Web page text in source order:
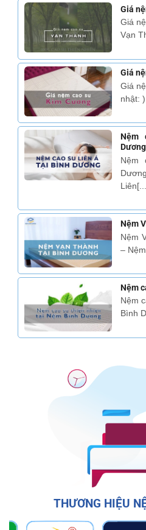
Giá
Giá
Vạn
Giá
Giá
nhật:
Nệm
Dương
Nệm
Nệm
Nệm
–
Nệm
Nệm
Bình
THƯƠNG HIỆU